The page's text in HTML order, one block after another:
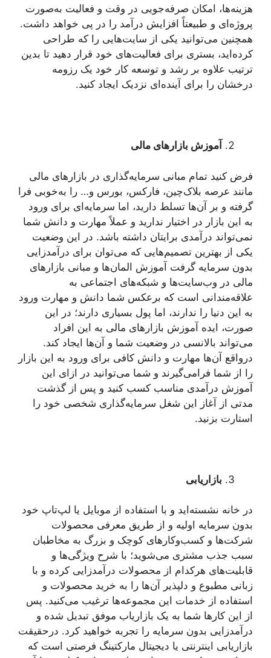
هزینه‌ها، امکان صرفه‌جویی در وقت و فعالیت به‌صورت
پروژه‌ای و طبیعتاً افزایش درآمد را در پی خواهد داشت.
همچنین می‌توانید یکی از سایت‌هایی را که طراحی
کرده‌اید، بستری برای فعالیت‌های خود قرار دهید تا بدین
ترتیب علاوه‌ بر رشد و توسعه کار خود یک رزومه
درخشان را برای آینده‌ای نزدیک ایجاد کنید.
آموزش بازارهای مالی
فرض کنید تمام مبانی سرمایه‌گذاری در بازارهای مالی
مانند عرصه بلاک‌چین، فارکس، بورس و… را به‌خوبی فرا
گرفته و بر آن‌ها تسلط دارید، اما سرمایه‌ای برای ورود
به این بازار در اختیار ندارید و عملاً مهارت و دانش شما
نمی‌تواند درآمدی برایتان داشته باشد. در این وضعیت
یکی از بهترین تصمیم‌هایی که می‌توان برای درآمدزایی
بدون سرمایه گرفت آموزش المان‌ها و مبانی بازارهای
مالی در وب‌سایت‌ها و شبکه‌های اجتماعی به
علاقه‌مندانی است که برعکس شما دانش و مهارت ورود
به این دنیا را ندارند، اما پول بسیاری دارند؛ در این
صورت، ایده آموزش بازارهای مالی به این افراد
می‌تواند بالانسی در وضعیت شما و آن‌ها ایجاد کند.
درواقع آن‌ها مهارت و دانش کافی برای ورود به این بازار
را از شما فرامی‌گیرند و شما می‌توانید در ازای این
آموزش درآمدی مناسب کسب کنید و پس از گذشت
مدتی از آغاز این شغل سرمایه‌گذاری شخصی خود را
استارت بزنید.
بازاریابی
در خانه نشسته‌اید و با استفاده از موبایل یا لپ‌تاپ خود
بدون سرمایه اولیه و از طریق معرفی محصولات
شرکت‌ها و کسب‌وکارهای کوچک و بزرگ به مخاطبان
سبب جذب مشتری می‌شوید؛ با شرح ویژگی‌ها و
قابلیت‌های هرکدام از محصولات درآمدزایی کرده و با
زبانی مطبوع و دلپذیر آن‌ها را به خرید محصولات و
استفاده از خدمات این مجموعه‌ها ترغیب می‌کنید. پس
از این کارها شما به یک بازاریاب موفق تبدیل شده و
درآمدزایی بدون سرمایه را تجربه خواهید کرد. درحقیقت
بازاریابی اینترنتی یا دیجیتال مارکتینگ فرصتی است که